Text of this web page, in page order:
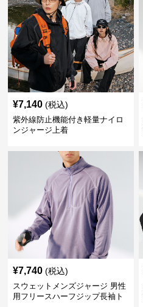
¥7,140 (税込)
紫外線防止機能付き軽量ナイロ
ンジャージ上着
¥7,740 (税込)
スウェットメンズジャージ 男性
用フリースハーフジップ長袖ト